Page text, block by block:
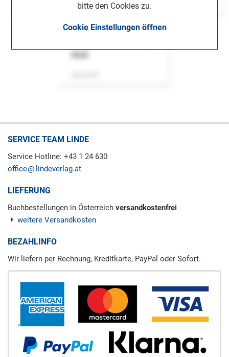
bitte den Cookies zu.
Cookie Einstellungen öffnen
SERVICE TEAM LINDE
Service Hotline: +43 1 24 630
office
lindeverlag.at
LIEFERUNG
Buchbestellungen in Österreich versandkostenfrei
weitere Versandkosten
BEZAHLINFO
Wir liefern per Rechnung, Kreditkarte, PayPal oder Sofort.